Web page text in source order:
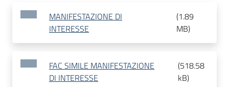
MANIFESTAZIONE DI
INTERESSE
(1.89
MB)
FAC SIMILE MANIFESTAZIONE
DI INTERESSE
(518.58
kB)